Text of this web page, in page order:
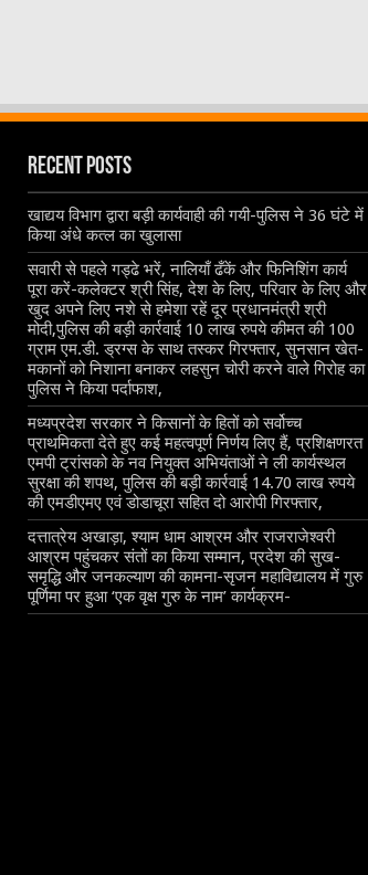
Recent Posts
खाद्यय विभाग द्वारा बड़ी कार्यवाही की गयी-पुलिस ने 36 घंटे में
किया अंधे कत्ल का खुलासा
सवारी से पहले गड्ढे भरें, नालियाँ ढँकें और फिनिशिंग कार्य
पूरा करें-कलेक्टर श्री सिंह, देश के लिए, परिवार के लिए और
खुद अपने लिए नशे से हमेशा रहें दूर प्रधानमंत्री श्री
मोदी,पुलिस की बड़ी कार्रवाई 10 लाख रुपये कीमत की 100
ग्राम एम.डी. ड्रग्स के साथ तस्कर गिरफ्तार, सुनसान खेत-
मकानों को निशाना बनाकर लहसुन चोरी करने वाले गिरोह का
पुलिस ने किया पर्दाफाश,
मध्यप्रदेश सरकार ने किसानों के हितों को सर्वोच्च
प्राथमिकता देते हुए कई महत्वपूर्ण निर्णय लिए हैं, प्रशिक्षणरत
एमपी ट्रांसको के नव नियुक्त अभियंताओं ने ली कार्यस्थल
सुरक्षा की शपथ, पुलिस की बड़ी कार्रवाई 14.70 लाख रुपये
की एमडीएमए एवं डोडाचूरा सहित दो आरोपी गिरफ्तार,
दत्तात्रेय अखाड़ा, श्याम धाम आश्रम और राजराजेश्वरी
आश्रम पहुंचकर संतों का किया सम्मान, प्रदेश की सुख-
समृद्धि और जनकल्याण की कामना-सृजन महाविद्यालय में गुरु
पूर्णिमा पर हुआ ‘एक वृक्ष गुरु के नाम’ कार्यक्रम-